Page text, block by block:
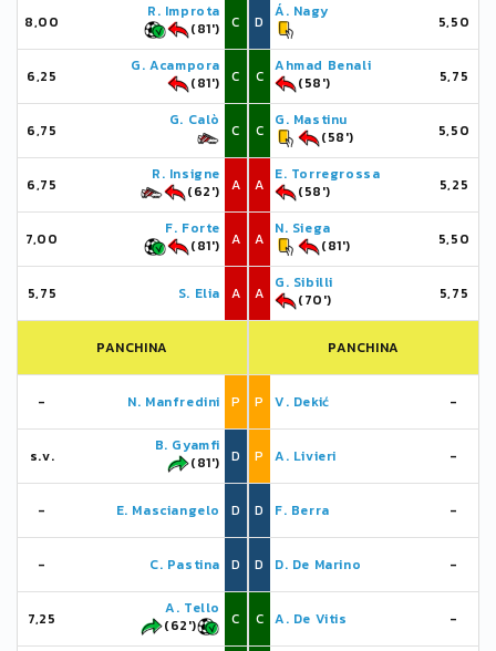
8,00
R. Improta
(81')
C
6,25
G. Acampora
(81')
C
6,75
G. Calò
C
6,75
R. Insigne
(62')
A
7,00
F. Forte
(81')
A
5,75 S. Elia A
PANCHINA
- N. Manfredini P
s.v.
B. Gyamfi
(81')
D
- E. Masciangelo D
- C. Pastina D
7,25
A. Tello
(62')
C
D
Á. Nagy
5,50
C
Ahmad Benali
(58')
5,75
C
G. Mastinu
(58')
5,50
A
E. Torregrossa
(58')
5,25
A
N. Siega
(81')
5,50
A
G. Sibilli
(70')
5,75
PANCHINA
P V. Dekić -
P A. Livieri -
D F. Berra -
D D. De Marino -
C A. De Vitis -